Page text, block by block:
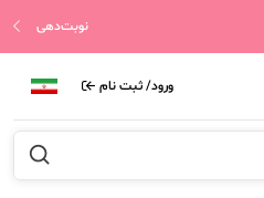
نوبت‌دهی
ورود/ ثبت نام